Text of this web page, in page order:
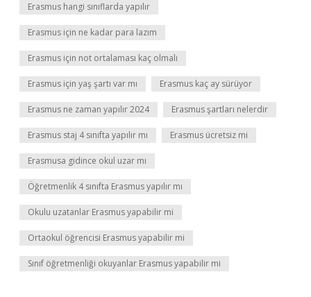
Erasmus hangi sınıflarda yapılır
Erasmus için ne kadar para lazım
Erasmus için not ortalaması kaç olmalı
Erasmus için yaş şartı var mı Erasmus kaç ay sürüyor
Erasmus ne zaman yapılır 2024 Erasmus şartları nelerdir
Erasmus staj 4 sınıfta yapılır mı Erasmus ücretsiz mi
Erasmusa gidince okul uzar mı
Öğretmenlik 4 sınıfta Erasmus yapılır mı
Okulu uzatanlar Erasmus yapabilir mi
Ortaokul öğrencisi Erasmus yapabilir mi
Sınıf öğretmenliği okuyanlar Erasmus yapabilir mi